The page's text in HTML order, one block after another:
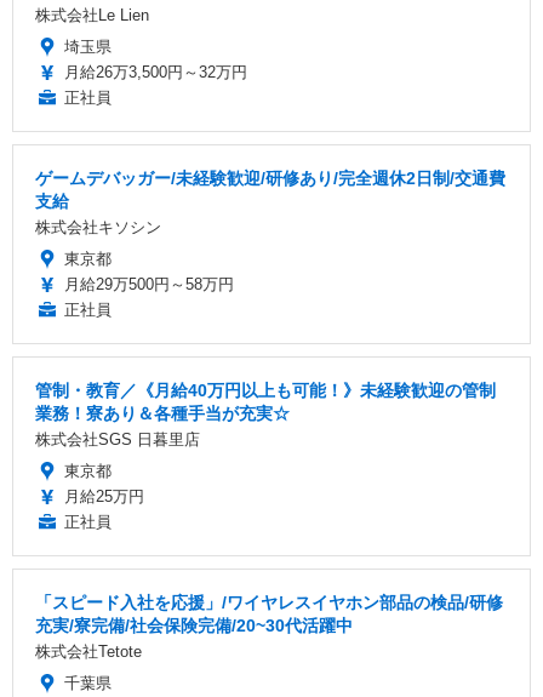
株式会社Le Lien
埼玉県
月給26万3,500円～32万円
正社員
ゲームデバッガー/未経験歓迎/研修あり/完全週休2日制/交通費
支給
株式会社キソシン
東京都
月給29万500円～58万円
正社員
管制・教育／《月給40万円以上も可能！》未経験歓迎の管制
業務！寮あり＆各種手当が充実☆
株式会社SGS 日暮里店
東京都
月給25万円
正社員
「スピード入社を応援」/ワイヤレスイヤホン部品の検品/研修
充実/寮完備/社会保険完備/20~30代活躍中
株式会社Tetote
千葉県